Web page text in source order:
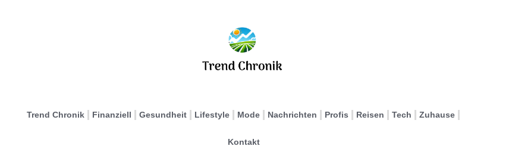
Trend Chronik Finanziell Gesundheit Lifestyle Mode Nachrichten Profis Reisen Tech Zuhause
Kontakt